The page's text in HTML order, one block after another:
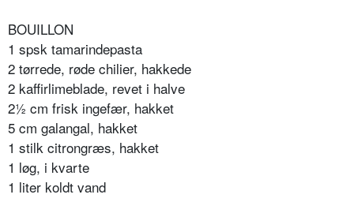
BOUILLON
1 spsk tamarindepasta
2 tørrede, røde chilier, hakkede
2 kaffirlimeblade, revet i halve
2½ cm frisk ingefær, hakket
5 cm galangal, hakket
1 stilk citrongræs, hakket
1 løg, i kvarte
1 liter koldt vand